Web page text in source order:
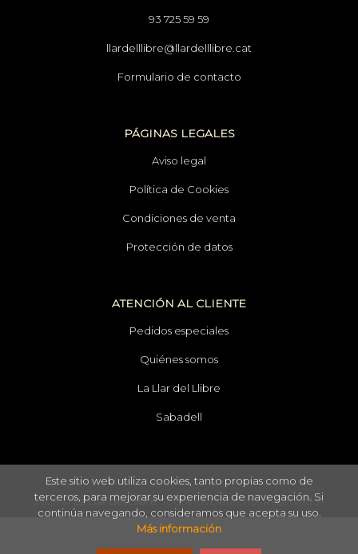
93 725 59 59
llardelllibre@llardelllibre.cat
Formulario de contacto
PÁGINAS LEGALES
Aviso legal
Política de Cookies
Condiciones de venta
Protección de datos
ATENCIÓN AL CLIENTE
Pedidos especiales
Quiénes somos
La Llar del Llibre
Sabadell
2026 ©La Llar del Llibre. Todos los Derechos Reservados
Este sitio web utiliza cookies, tanto propias como de
terceros, para mejorar su experiencia de navegación. Si
continúa navegando, consideramos que acepta su uso.
Más información